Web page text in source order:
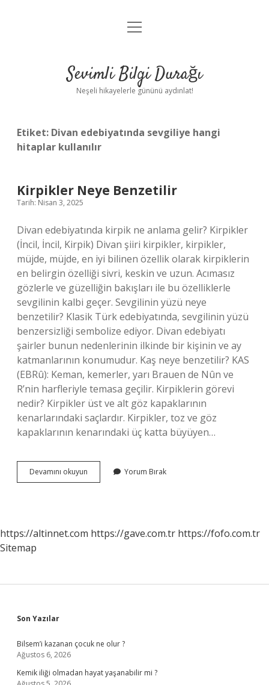
Anasayfa
Yasal Uyarı
menüyü
Sevimli Bilgi Durağı
Neşeli hikayelerle gününü aydınlat!
Etiket: Divan edebiyatında sevgiliye hangi
hitaplar kullanılır
Kirpikler Neye Benzetilir
Tarih: Nisan 3, 2025
Divan edebiyatında kirpik ne anlama gelir? Kirpikler
(İncil, İncil, Kirpik) Divan şiiri kirpikler, kirpikler,
müjde, müjde, en iyi bilinen özellik olarak kirpiklerin
en belirgin özelliği sivri, keskin ve uzun. Acımasız
gözlerle ve güzelliğin bakışları ile bu özelliklerle
sevgilinin kalbi geçer. Sevgilinin yüzü neye
benzetilir? Klasik Türk edebiyatında, sevgilinin yüzü
benzersizliği sembolize ediyor. Divan edebiyatı
şairler bunun nedenlerinin ilkinde bir kişinin ve ay
katmanlarının konumudur. Kaş neye benzetilir? KAS
(EBRû): Keman, kemerler, yarı Brauen de Nûn ve
R’nin harfleriyle temasa geçilir. Kirpiklerin görevi
nedir? Kirpikler üst ve alt göz kapaklarının
kenarlarındaki saçlardır. Kirpikler, toz ve göz
kapaklarının kenarındaki üç katta büyüyen…
Devamını okuyun Kirpikler
Neye
Yorum Bırak
https://altinnet.com https://gave.com.tr https://fofo.com.tr
Sitemap
Sidebar
Son Yazılar
Bilsem’i kazanan çocuk ne olur ?
Ağustos 6, 2026
Kemik iliği olmadan hayat yaşanabilir mi ?